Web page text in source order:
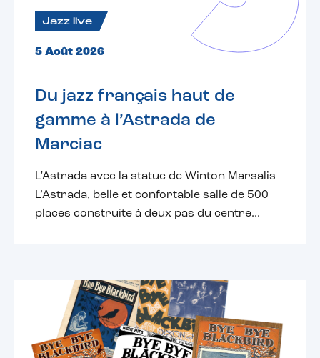
Jazz live
5 Août 2026
Du jazz français haut de
gamme à l’Astrada de
Marciac
L'Astrada avec la statue de Winton Marsalis
L’Astrada, belle et confortable salle de 500
places construite à deux pas du centre...